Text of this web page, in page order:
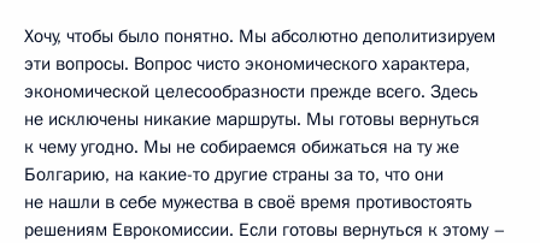
Хочу, чтобы было понятно. Мы абсолютно деполитизируем
эти вопросы. Вопрос чисто экономического характера,
экономической целесообразности прежде всего. Здесь
не исключены никакие маршруты. Мы готовы вернуться
к чему угодно. Мы не собираемся обижаться на ту же
Болгарию, на какие-то другие страны за то, что они
не нашли в себе мужества в своё время противостоять
решениям Еврокомиссии. Если готовы вернуться к этому –